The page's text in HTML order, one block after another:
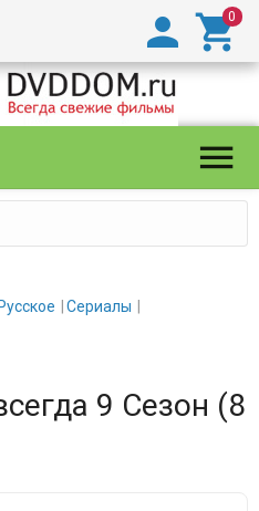



Русское
Сериалы
9 Сезон (8